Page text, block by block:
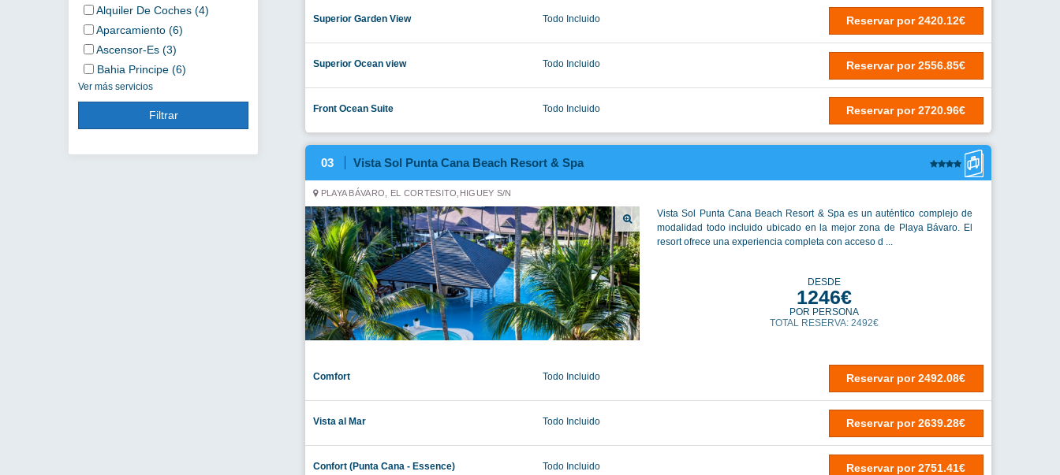
Alquiler De Coches (4)
Aparcamiento (6)
Ascensor-Es (3)
Bahia Principe (6)
Ver más servicios
Filtrar
Superior Garden View Todo Incluido Reservar por 2420.12€
Superior Ocean view Todo Incluido Reservar por 2556.85€
Front Ocean Suite Todo Incluido Reservar por 2720.96€
03 Vista Sol Punta Cana Beach Resort & Spa
PLAYA BÁVARO, EL CORTESITO,HIGUEY S/N
Vista Sol Punta Cana Beach Resort & Spa es un auténtico complejo de
modalidad todo incluido ubicado en la mejor zona de Playa Bávaro. El
resort ofrece una experiencia completa con acceso d ...
DESDE
1246€
POR PERSONA
TOTAL RESERVA: 2492€
Comfort Todo Incluido Reservar por 2492.08€
Vista al Mar Todo Incluido Reservar por 2639.28€
Confort (Punta Cana - Essence) Todo Incluido Reservar por 2751.41€